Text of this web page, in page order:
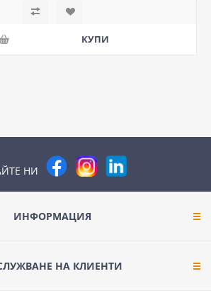
НИ
ИНФОРМАЦИЯ
НА КЛИЕНТИ